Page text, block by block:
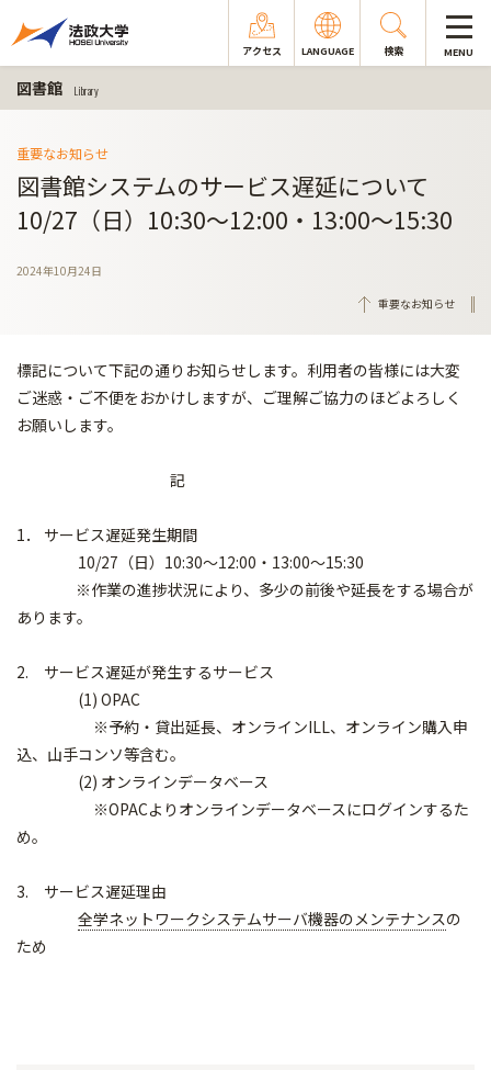
アクセス LANGUAGE 検索 MENU
図書館 Library
重要なお知らせ
図書館システムのサービス遅延について
10/27（日）10:30～12:00・13:00～15:30
2024年10月24日
重要なお知らせ
標記について下記の通りお知らせします。 利用者の皆様には大変
ご迷惑・ご不便をおかけしますが、 ご理解ご協力のほどよろしく
お願いします。
記
1． サービス遅延発生期間
10/27（日）10:30～12:00・13:00～15:30
※作業の進捗状況により、 多少の前後や延長をする場合が
あります。
2. サービス遅延が発生するサービス
(1) OPAC
※予約・貸出延長、オンラインILL、オンライン購入申
込、 山手コンソ等含む。
(2) オンラインデータベース
※OPACよりオンラインデータベースにログインするた
め。
3. サービス遅延理由
全学ネットワークシステムサーバ機器のメンテナンスの
ため